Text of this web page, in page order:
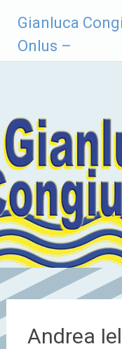
contenuto
Gianluca
Onlus –
Andrea